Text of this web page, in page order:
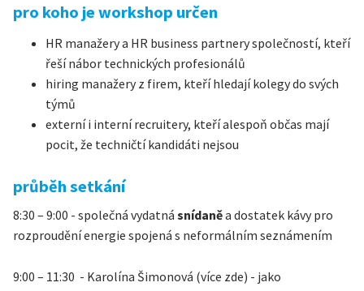
pro koho je workshop určen
HR manažery a HR business partnery společností, kteří
řeší nábor technických profesionálů
hiring manažery z firem, kteří hledají kolegy do svých
týmů
externí i interní recruitery, kteří alespoň občas mají
pocit, že techničtí kandidáti nejsou
průběh setkání
8:30 – 9:00 - společná vydatná snídaněa dostatek kávy pro
rozproudění energie spojená s neformálním seznámením
9:00 – 11:30 - Karolína Šimonová (více zde) - jako